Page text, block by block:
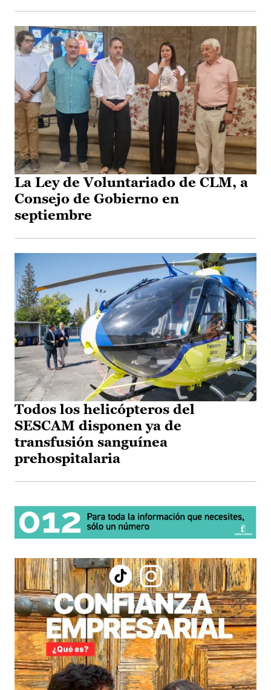
La Ley de Voluntariado de CLM, a
Consejo de Gobierno en
septiembre
Todos los helicópteros del
SESCAM disponen ya de
transfusión sanguínea
prehospitalaria